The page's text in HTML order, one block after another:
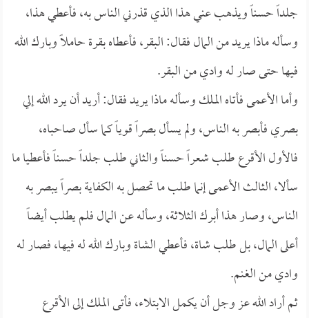
جلداً حسناً ويذهب عني هذا الذي قذرني الناس به، فأعطي هذا،
وسأله ماذا يريد من المال فقال: البقر، فأعطاه بقرة حاملاً وبارك الله
فيها حتى صار له وادي من البقر.
وأما الأعمى فأتاه الملك وسأله ماذا يريد فقال: أريد أن يرد الله إلي
بصري فأبصر به الناس، ولم يسأل بصراً قوياً كما سأل صاحباه،
فالأول الأقرع طلب شعراً حسناً والثاني طلب جلداً حسناً فأعطيا ما
سألا، الثالث الأعمى إنما طلب ما تحصل به الكفاية بصراً يبصر به
الناس، وصار هذا أبرك الثلاثة، وسأله عن المال فلم يطلب أيضاً
أعلى المال، بل طلب شاة، فأعطي الشاة وبارك الله له فيها، فصار له
وادي من الغنم.
ثم أراد الله عز وجل أن يكمل الابتلاء، فأتى الملك إلى الأقرع